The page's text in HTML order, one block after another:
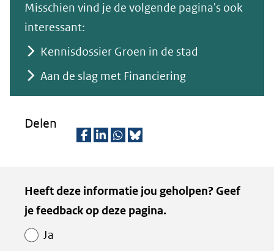
Misschien vind je de volgende pagina's ook
interessant:
Kennisdossier Groen in de stad
Aan de slag met Financiering
Delen
l
e
l
e
l
e
z
e
Kopie
van
Paginawaardering
Heeft deze informatie jou geholpen? Geef
je feedback op deze pagina.
Ja